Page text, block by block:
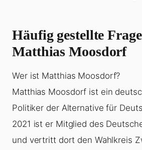
Häufig gestellte
Matthias Moosdorf
Wer ist Matthias Moosdorf?
Matthias Moosdorf ist ein
Politiker der Alternative für
2021 ist er Mitglied des
und vertritt dort den Wahlkreis